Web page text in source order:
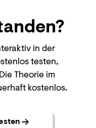
in der
testen,
Theorie im
kostenlos.